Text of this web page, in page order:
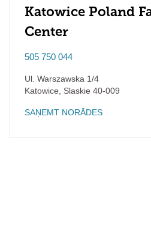
Katowice Poland
Center
505 750 044
Ul. Warszawska 1/4
Katowice
Slaskie 40-009
SAŅEMT NORĀDES